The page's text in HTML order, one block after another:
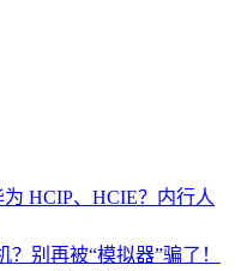
HCIP、HCIE？内行人
别再被“模拟器”骗了！